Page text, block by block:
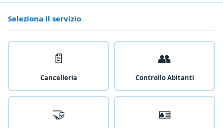
Seleziona il servizio
📄
Cancelleria
👥
Controllo Abitanti
🤝 🪪